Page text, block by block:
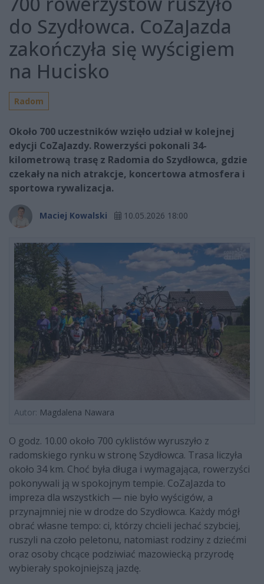
do Szydłowca. CoZaJazda
zakończyła się wyścigiem
na Hucisko
Radom
Około 700 uczestników wzięło udział w kolejnej
edycji CoZaJazdy. Rowerzyści pokonali 34-
kilometrową trasę z Radomia do Szydłowca, gdzie
czekały na nich atrakcje, koncertowa atmosfera i
sportowa rywalizacja.
Maciej Kowalski 10.05.2026 18:00
Autor: Magdalena Nawara
O godz. 10.00 około 700 cyklistów wyruszyło z
radomskiego rynku w stronę Szydłowca. Trasa liczyła
około 34 km. Choć była długa i wymagająca, rowerzyści
pokonywali ją w spokojnym tempie. CoZaJazda to
impreza dla wszystkich — nie było wyścigów, a
przynajmniej nie w drodze do Szydłowca. Każdy mógł
obrać własne tempo: ci, którzy chcieli jechać szybciej,
ruszyli na czoło peletonu, natomiast rodziny z dziećmi
oraz osoby chcące podziwiać mazowiecką przyrodę
wybierały spokojniejszą jazdę.